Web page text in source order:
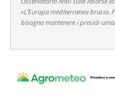
«L’Europa mediterranea brucia.
bisogna mantenere i presidi